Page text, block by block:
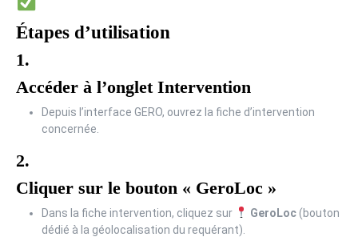
Étapes d’utilisation
1.
Accéder à l’onglet Intervention
Depuis l’interface GERO, ouvrez la fiche d’intervention
concernée.
2.
Cliquer sur le bouton « GeroLoc »
Dans la fiche intervention, cliquez sur GeroLoc(bouton
dédié à la géolocalisation du requérant).